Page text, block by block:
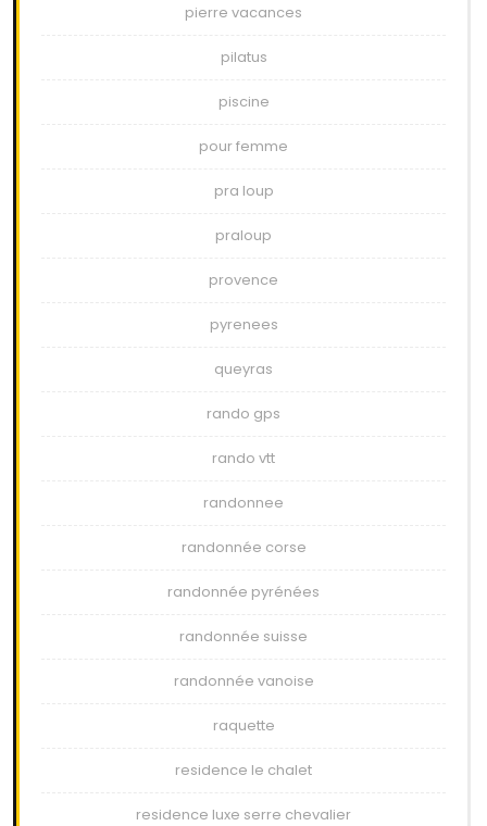
pierre vacances
pilatus
piscine
pour femme
pra loup
praloup
provence
pyrenees
queyras
rando gps
rando vtt
randonnee
randonnée corse
randonnée pyrénées
randonnée suisse
randonnée vanoise
raquette
residence le chalet
residence luxe serre chevalier